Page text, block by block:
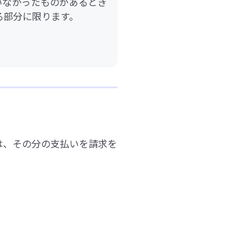
分に限ります。
その分の支払いを請求を